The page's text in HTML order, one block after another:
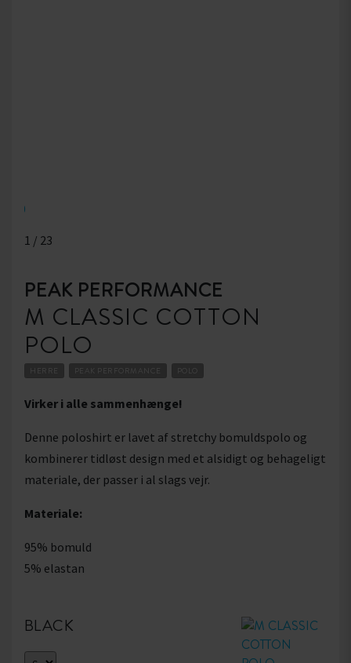
1 / 23
PEAK PERFORMANCE
M CLASSIC COTTON
POLO
PEAK PERFORMANCE
Virker i alle sammenhænge!
Denne poloshirt er lavet af stretchy bomuldspolo og
kombinerer tidløst design med et alsidigt og behageligt
materiale, der passer i al slags vejr.
Materiale:
95% bomuld
5% elastan
BLACK